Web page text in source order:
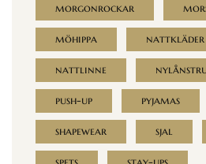
morgonrockar
möhippa nattkläder
nattlinne
push-up pyjamas
shapewear sjal